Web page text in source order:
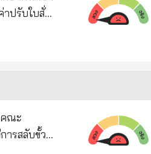
ลายนิ้ว
บไปแก้ ผม
ควบคุมด้วย
ส่วนการ
างบก
บื้องต้น
ชื่อถือ
คณะ
ารสลับขั้ว-